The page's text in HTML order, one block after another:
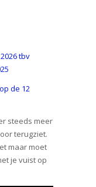
tbv
de 12
steeds meer
terugziet.
maar moet
je vuist op